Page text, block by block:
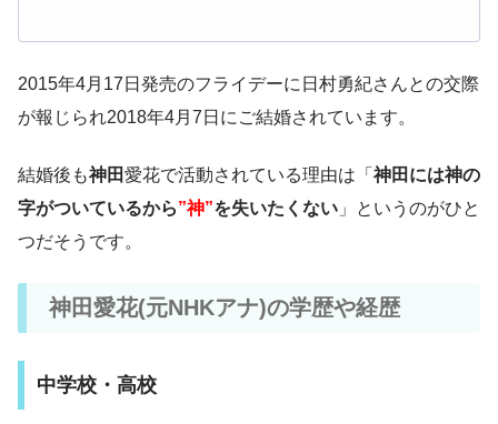
2015年4月17日発売のフライデーに日村勇紀さんとの交際
が報じられ2018年4月7日にご結婚されています。
結婚後も神田愛花で活動されている理由は「 神田には神の
字がついているから”神”を失いたくない 」というのがひと
つだそうです。
神田愛花(元NHKアナ)の学歴や経歴
中学校・高校